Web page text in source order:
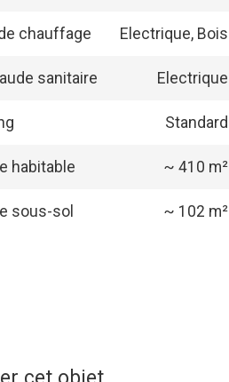
chauffage Electrique, Bois
sanitaire Electrique
Standard
habitable ~ 410 m²
sous-sol ~ 102 m²